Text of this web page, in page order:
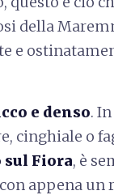
della
e
e denso.
cinghiale o
Fiora, è
appena un